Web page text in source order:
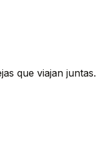
que viajan juntas.